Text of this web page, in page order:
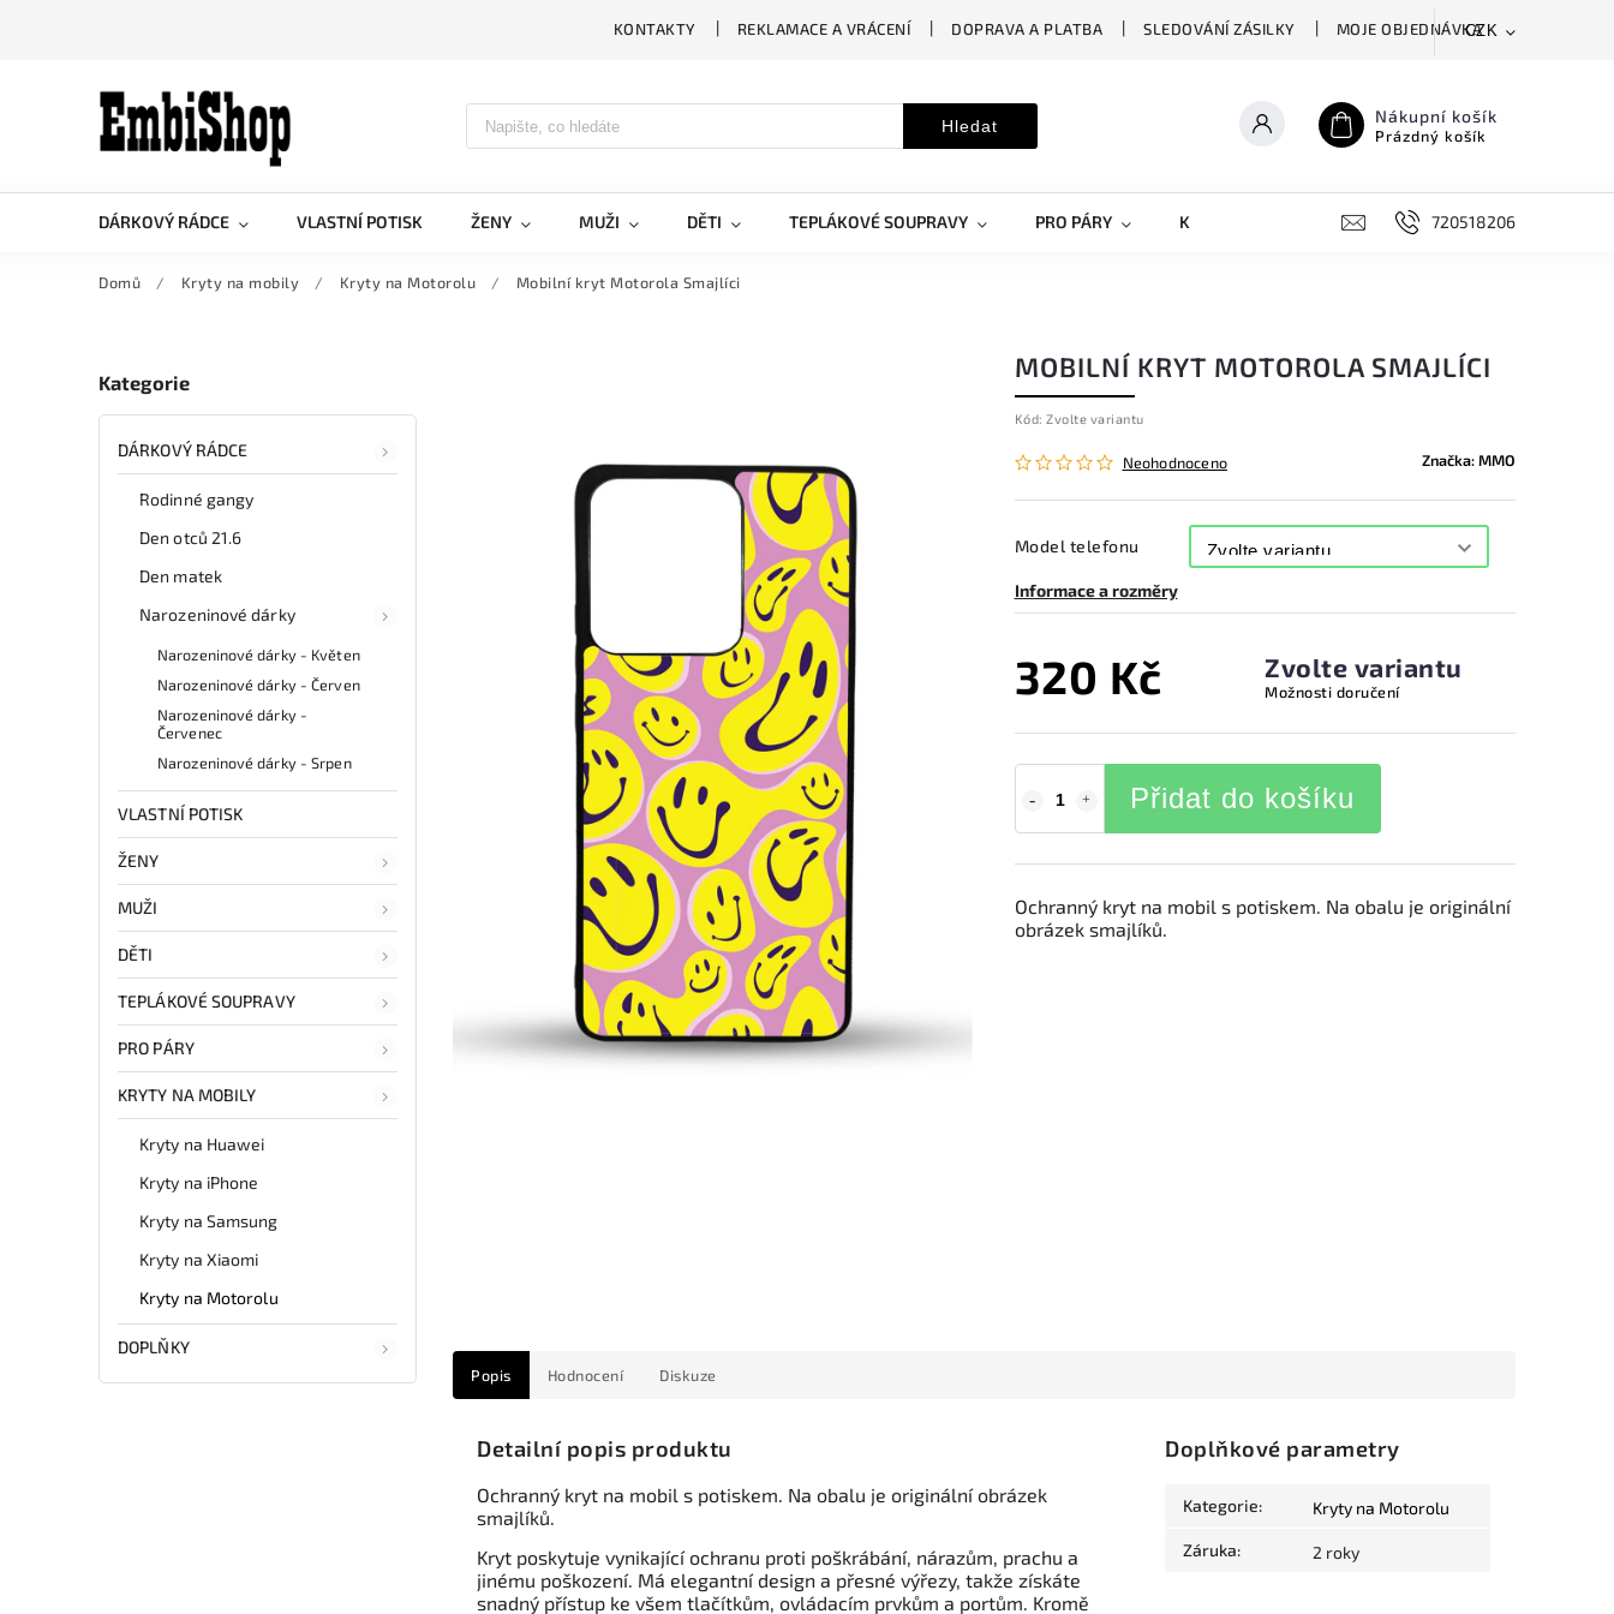
KONTAKTY REKLAMACE A VRÁCENÍ DOPRAVA A PLATBA SLEDOVÁNÍ ZÁSILKY MOJE OBJEDNÁVKACZK
Hledat Nákupní košík
Prázdný košík
DÁRKOVÝ RÁDCE VLASTNÍ POTISK ŽENY MUŽI DĚTI TEPLÁKOVÉ SOUPRAVY PRO PÁRY KRYTY NA MOBILY DOPLŇKY720518206
Domů / Kryty na mobily / Kryty na Motorolu / Mobilní kryt Motorola Smajlíci
Kategorie
DÁRKOVÝ RÁDCE
Rodinné gangy
Den otců 21.6
Den matek
Narozeninové dárky
Narozeninové dárky - Květen
Narozeninové dárky - Červen
Narozeninové dárky -
Červenec
Narozeninové dárky - Srpen
VLASTNÍ POTISK
ŽENY
MUŽI
DĚTI
TEPLÁKOVÉ SOUPRAVY
PRO PÁRY
KRYTY NA MOBILY
Kryty na Huawei
Kryty na iPhone
Kryty na Samsung
Kryty na Xiaomi
Kryty na Motorolu
DOPLŇKY
MOBILNÍ KRYT MOTOROLA SMAJLÍCI
Kód: Zvolte variantu
Neohodnoceno Značka:MMO
Model telefonu
Informace a rozměry
320 Kč Zvolte variantu
Možnosti doručení
Přidat do košíku
Ochranný kryt na mobil s potiskem. Na obalu je originální
obrázek smajlíků.
Popis Hodnocení Diskuze
Detailní popis produktu
Ochranný kryt na mobil s potiskem. Na obalu je originální obrázek
smajlíků.
Kryt poskytuje vynikající ochranu proti poškrábání, nárazům, prachu a
jinému poškození. Má elegantní design a přesné výřezy, takže získáte
snadný přístup ke všem tlačítkům, ovládacím prvkům a portům. Kromě
Doplňkové parametry
Kategorie: Kryty na Motorolu
Záruka: 2 roky